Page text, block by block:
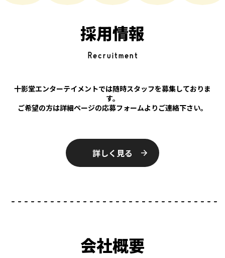
採用情報
Recruitment
十影堂エンターテイメントでは随時スタッフを募集しておりま
す。
ご希望の方は詳細ページの応募フォームよりご連絡下さい。
詳しく見る
会社概要